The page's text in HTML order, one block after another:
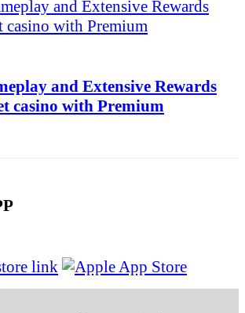
and Extensive Rewards
casino with Premium